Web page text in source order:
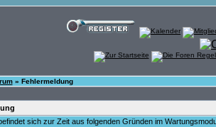
» Fehlermeldung
sich zur Zeit aus folgenden Gründen im